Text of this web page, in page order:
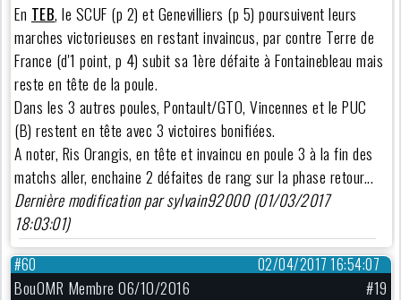
En TEB, le SCUF (p 2) et Genevilliers (p 5) poursuivent leurs
marches victorieuses en restant invaincus, par contre Terre de
France (d'1 point, p 4) subit sa 1ère défaite à Fontainebleau mais
reste en tête de la poule.
Dans les 3 autres poules, Pontault/GTO, Vincennes et le PUC
(B) restent en tête avec 3 victoires bonifiées.
A noter, Ris Orangis, en tête et invaincu en poule 3 à la fin des
matchs aller, enchaine 2 défaites de rang sur la phase retour...
Dernière modification par sylvain92000 (01/03/2017
18:03:01)
02/04/2017 16:54:07
#60
BouOMR Membre 06/10/2016
#19